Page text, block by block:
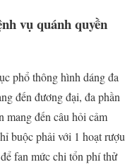
vụ quánh quyền
phổ thông hình dáng đa
đến đương đại, đa phần
mang đến câu hỏi cảm
buộc phải với 1 hoạt rượu
fan mức chi tổn phí thử